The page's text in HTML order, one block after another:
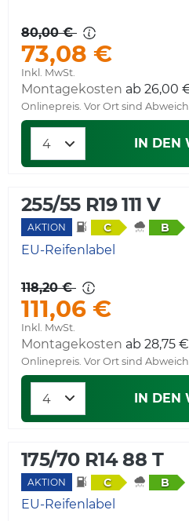
80,00 €
73,08 €
Inkl. MwSt.
Montagekosten ab 26,00
Onlinepreis. Vor Ort sind
IN DEN
255/55 R19 111 V
AKTION C B
EU-Reifenlabel
118,20 €
111,06 €
Inkl. MwSt.
Montagekosten ab 28,75 €
Onlinepreis. Vor Ort sind
IN DEN
175/70 R14 88 T
AKTION C B
EU-Reifenlabel